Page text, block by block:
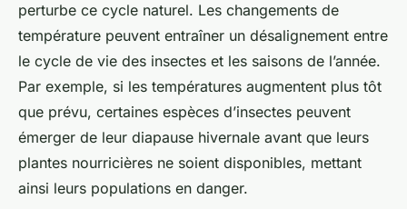
perturbe ce cycle naturel. Les changements de
température peuvent entraîner un désalignement entre
le cycle de vie des insectes et les saisons de l’année.
Par exemple, si les températures augmentent plus tôt
que prévu, certaines espèces d’insectes peuvent
émerger de leur diapause hivernale avant que leurs
plantes nourricières ne soient disponibles, mettant
ainsi leurs populations en danger.